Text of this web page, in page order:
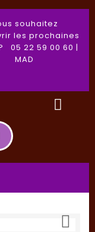
souhaitez
les prochaines
05 22 59 00 60 |
MAD
